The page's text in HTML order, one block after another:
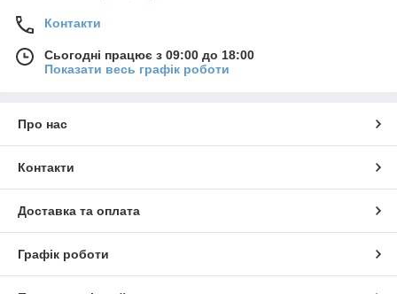
Контакти
Сьогодні працює з 09:00 до 18:00
Показати весь графік роботи
Про нас
Контакти
Доставка та оплата
Графік роботи